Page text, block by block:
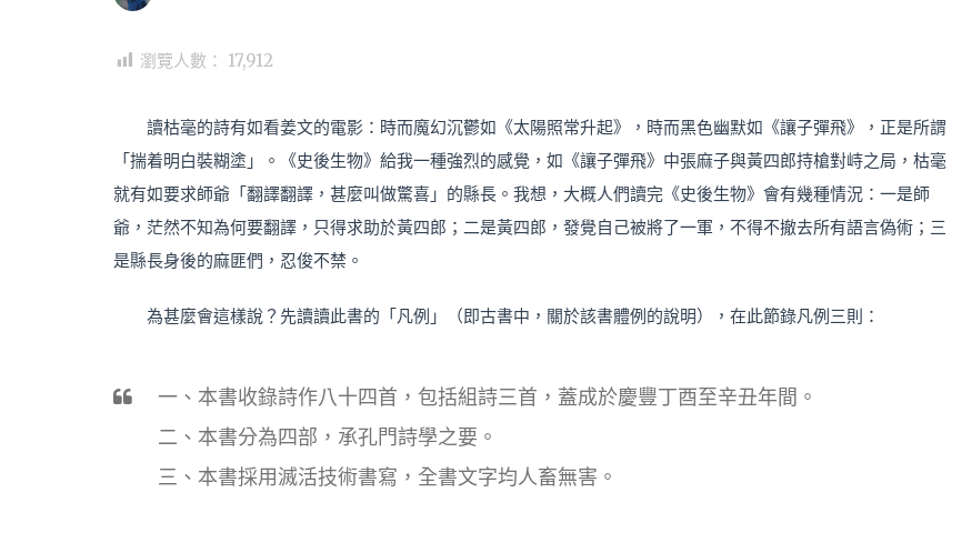
瀏覽人數： 17,912
讀枯毫的詩有如看姜文的電影：時而魔幻沉鬱如《太陽照常升起》，時而黑色幽默如《讓子彈飛》，正是所謂
「揣着明白裝糊塗」。《史後生物》給我一種強烈的感覺，如《讓子彈飛》中張麻子與黃四郎持槍對峙之局，枯毫
就有如要求師爺「翻譯翻譯，甚麼叫做驚喜」的縣長。我想，大概人們讀完《史後生物》會有幾種情況：一是師
爺，茫然不知為何要翻譯，只得求助於黃四郎；二是黃四郎，發覺自己被將了一軍，不得不撤去所有語言偽術；三
是縣長身後的麻匪們，忍俊不禁。
為甚麼會這樣說？先讀讀此書的「凡例」（即古書中，關於該書體例的說明），在此節錄凡例三則：
一、本書收錄詩作八十四首，包括組詩三首，蓋成於慶豐丁酉至辛丑年間。
二、本書分為四部，承孔門詩學之要。
三、本書採用滅活技術書寫，全書文字均人畜無害。